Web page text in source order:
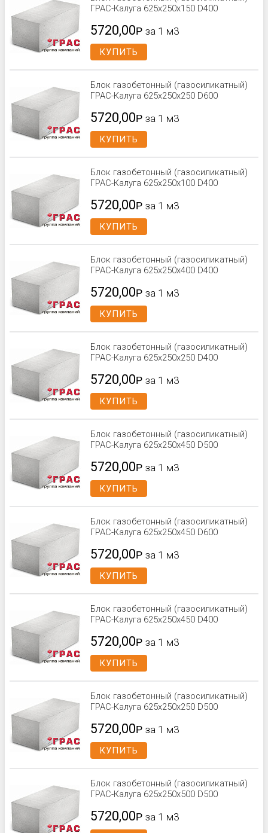
ГРАС-Калуга 625x250x150 D400
5720,00Р за 1 м3
КУПИТЬ
Блок газобетонный (газосиликатный)
ГРАС-Калуга 625x250x250 D600
5720,00Р за 1 м3
КУПИТЬ
Блок газобетонный (газосиликатный)
ГРАС-Калуга 625x250x100 D400
5720,00Р за 1 м3
КУПИТЬ
Блок газобетонный (газосиликатный)
ГРАС-Калуга 625x250x400 D400
5720,00Р за 1 м3
КУПИТЬ
Блок газобетонный (газосиликатный)
ГРАС-Калуга 625x250x250 D400
5720,00Р за 1 м3
КУПИТЬ
Блок газобетонный (газосиликатный)
ГРАС-Калуга 625x250x450 D500
5720,00Р за 1 м3
КУПИТЬ
Блок газобетонный (газосиликатный)
ГРАС-Калуга 625x250x450 D600
5720,00Р за 1 м3
КУПИТЬ
Блок газобетонный (газосиликатный)
ГРАС-Калуга 625x250x450 D400
5720,00Р за 1 м3
КУПИТЬ
Блок газобетонный (газосиликатный)
ГРАС-Калуга 625x250x250 D500
5720,00Р за 1 м3
КУПИТЬ
Блок газобетонный (газосиликатный)
ГРАС-Калуга 625x250x500 D500
5720,00Р за 1 м3